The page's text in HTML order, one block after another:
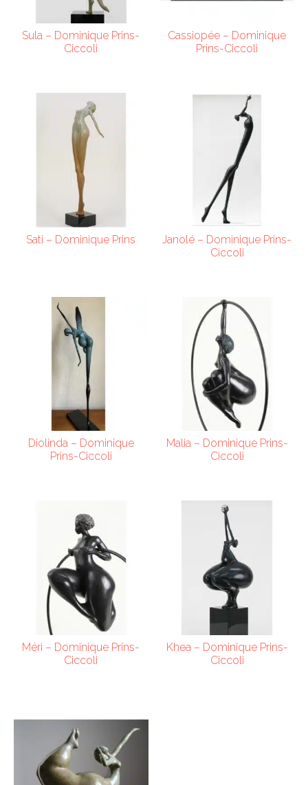
Sula – Dominique Prins-
Ciccoli
Cassiopée – Dominique
Prins-Ciccoli
Sati – Dominique Prins
Janolé – Dominique Prins-
Ciccoli
Diolinda – Dominique
Prins-Ciccoli
Malia – Dominique Prins-
Ciccoli
Méri – Dominique Prins-
Ciccoli
Khea – Dominique Prins-
Ciccoli